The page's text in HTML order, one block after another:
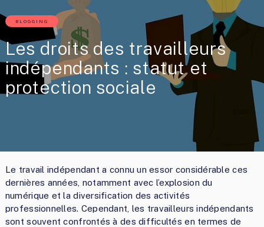
BLOGGING
Les droits des travailleurs
indépendants : statut et
protection sociale
Le travail indépendant a connu un essor considérable ces
dernières années, notamment avec l’explosion du
numérique et la diversification des activités
professionnelles. Cependant, les travailleurs indépendants
sont souvent confrontés à des difficultés en termes de